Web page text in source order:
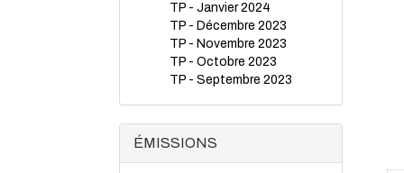
TP - Janvier 2024
TP - Décembre 2023
TP - Novembre 2023
TP - Octobre 2023
TP - Septembre 2023
TP - Avril 2023
ÉMISSIONS